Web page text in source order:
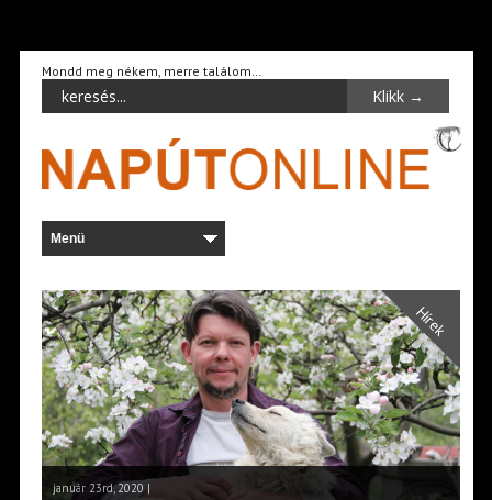
Mondd meg nékem, merre találom…
Hírek
január 23rd, 2020 |